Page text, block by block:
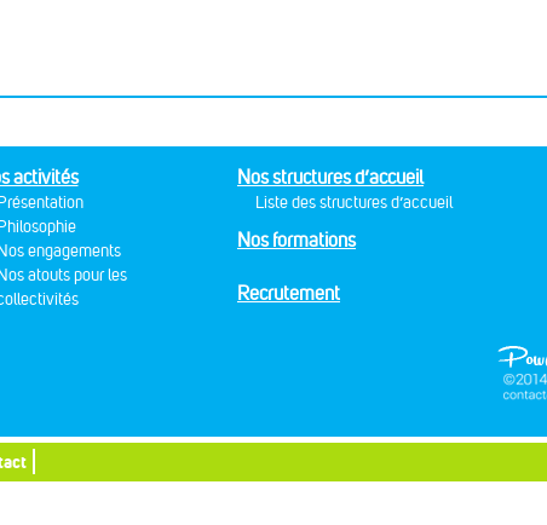
activités
engagements
atouts pour les
Nos structures d’accueil
Liste des structures d’accueil
Nos formations
Recrutement